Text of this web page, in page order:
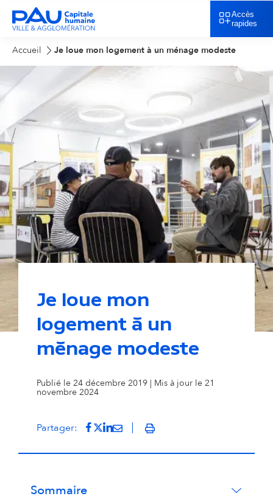
Accès
rapides
Accueil Je loue mon logement à un ménage modeste
Je loue mon
logement à un
ménage modeste
Publié le 24 décembre 2019 | Mis à jour le 21
novembre 2024
Partager: Partager sur Facebook
(s'ouvre dans un nouvel onglet)
Partager sur Twitter
(s'ouvre dans un nouvel onglet)
Partager sur LinkedIn
(s'ouvre dans un nouvel onglet)
Partager par mail
(s'ouvre dans un nouvel
Imprimer
Sommaire